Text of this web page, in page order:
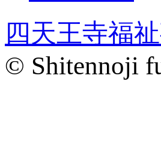
四天王寺福
© Shitennoji